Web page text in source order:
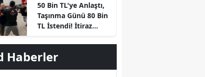
50 Bin TL'ye Anlaştı,
Taşınma Günü 80 Bin
TL İstendi! İtiraz
Haberler